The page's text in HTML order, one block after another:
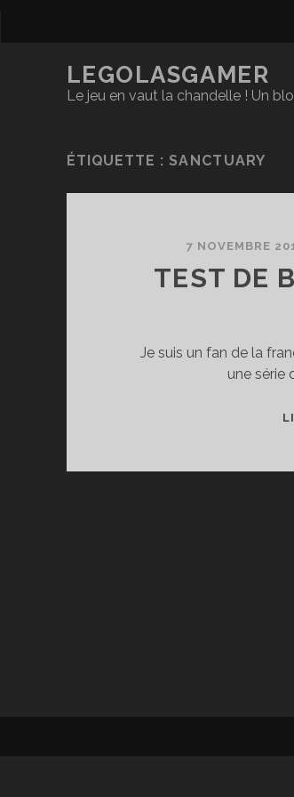
LEGOLASGAMER
Le jeu en vaut la chandelle ! Un
ÉTIQUETTE :SANCTUARY
7 NOVEMBRE
TEST DE
Je suis un fan de la
une série